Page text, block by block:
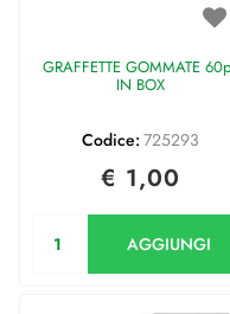
GRAFFETTE GOMMATE
IN BOX
Codice: 725293
€ 1,00
AGGIUNGI